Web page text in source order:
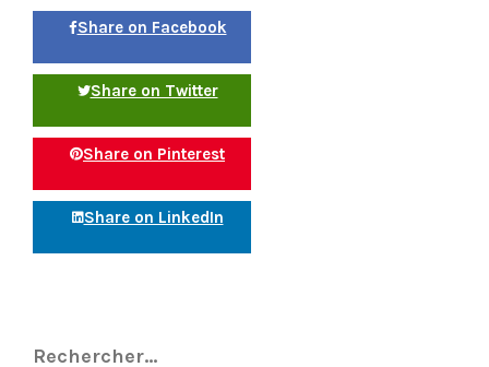
Share on Facebook
Share on Twitter
Share on Pinterest
Share on LinkedIn